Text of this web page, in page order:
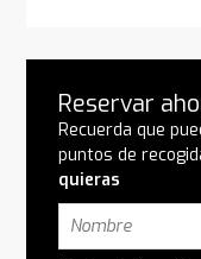
Reservar
Recuerda que
puntos de
quieras